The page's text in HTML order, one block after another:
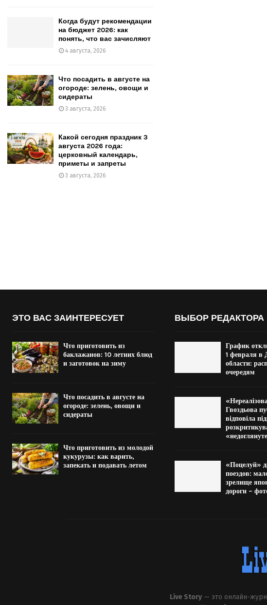
Когда будут рекомендации
на бюджет 2026: как
понять, что вас зачисляют
4 августа, 2026
Что посадить в августе на
огороде: зелень, овощи и
сидераты
3 августа, 2026
Какой сегодня праздник 3
августа 2026 года:
церковный календарь,
приметы и запреты
3 августа, 2026
ЭТО ВАС ЗАИНТЕРЕСУЕТ
Что приготовить из
баклажанов: 10 летних блюд
и заготовок на зиму
Что посадить в августе на
огороде: зелень, овощи и
сидераты
Что приготовить из молодой
кукурузы: как варить,
запекать и подавать летом
ВЫБОР РЕДАКТОРА
График
1 февраля в
области:
очередям
Гвоздьова
відповіла
«Поцелуй»
поездов:
зрелище
дороги –
Live Story— это онлайн-